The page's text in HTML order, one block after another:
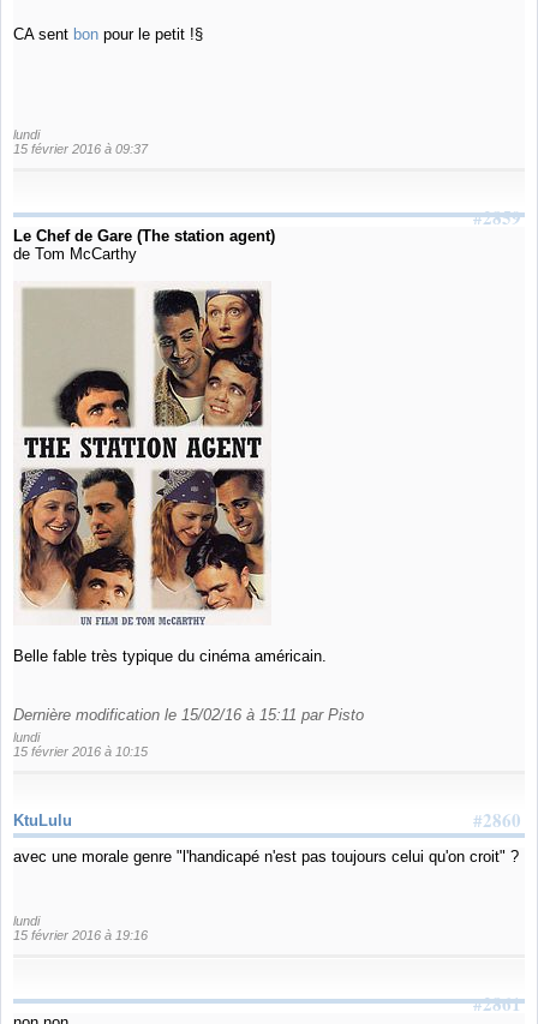
CA sent bon pour le petit !§
lundi
15 février 2016 à 09:37
#2859
Le Chef de Gare (The station agent)
de Tom McCarthy
Belle fable très typique du cinéma américain.
Dernière modification le 15/02/16 à 15:11 par Pisto
lundi
15 février 2016 à 10:15
#2860
KtuLulu
avec une morale genre "l'handicapé n'est pas toujours celui qu'on croit" ?
lundi
15 février 2016 à 19:16
#2861